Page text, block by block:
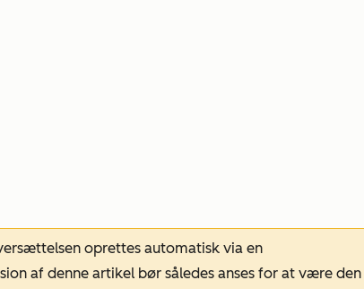
oprettes automatisk via en
af denne artikel bør således anses for at være den